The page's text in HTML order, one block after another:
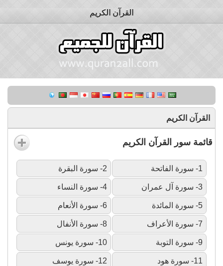
القرآن الكريم
القرآن الكريم
قائمة سور القرآن الكريم
1- سورة الفاتحة 2- سورة البقرة
3- سورة آل عمران 4- سورة النساء
5- سورة المائدة 6- سورة الأنعام
7- سورة الأعراف 8- سورة الأنفال
9- سورة التوبة 10- سورة يونس
11- سورة هود 12- سورة يوسف